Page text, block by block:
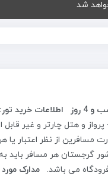
شد
اطلاعات خرید تور:
مسئولیت کنترل پاسپورت مسافرین
می باشد.مدارک مورد